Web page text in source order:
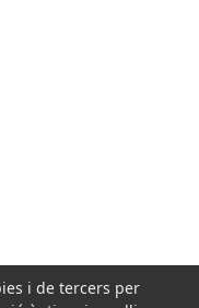
i de tercers per